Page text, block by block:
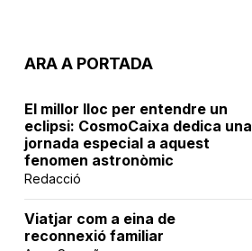
ARA A PORTADA
El millor lloc per entendre un
eclipsi: CosmoCaixa dedica una
jornada especial a aquest
fenomen astronòmic
Redacció
Viatjar com a eina de
reconnexió familiar